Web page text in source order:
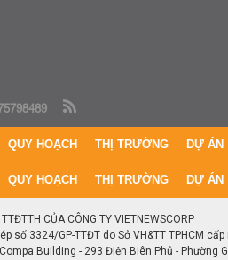
QUY HOẠCH THỊ TRƯỜNG DỰ ÁN
QUY HOẠCH THỊ TRƯỜNG DỰ ÁN
CỦA CÔNG TY VIETNEWSCORP
số 3324/GP-TTĐT do Sở VH&TT TPHCM
Building - 293 Điện Biên Phủ - Phường